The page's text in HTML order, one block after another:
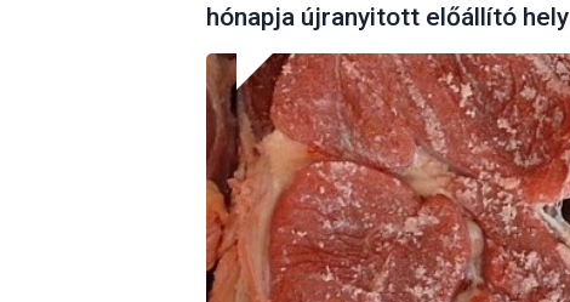
hónapja újranyitott előállító hely